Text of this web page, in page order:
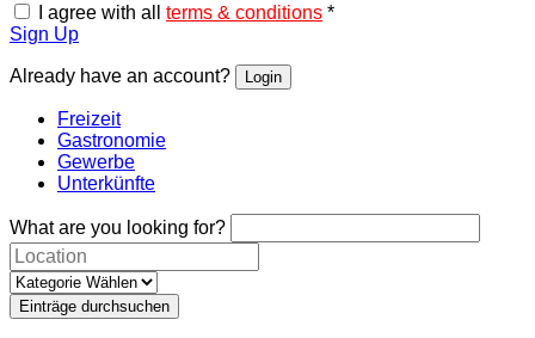
I agree with all terms & conditions *
Sign Up
Already have an account? Login
Freizeit
Gastronomie
Gewerbe
Unterkünfte
What are you looking for?
Einträge durchsuchen